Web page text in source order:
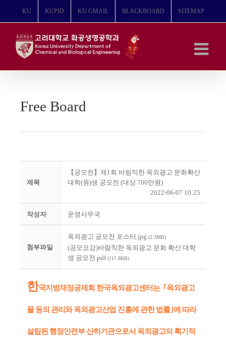
뛰
KU KUPID KU GMAIL BLACKBOARD SITEMAP
Free Board
제목
【공모전】제1회 바람직한 옥외광고 문화확산
대학(원)생 공모전 (대상 700만원)
2022-06-07 10:25
작성자 운영사무국
첨부파일
옥외광고 공모전 포스터.jpg (2.3MB)
(공모요강)바람직한 옥외광고 문화 확산 대학
생 공모전.pdf(217.8KB)
한국지방재정공제회 한국옥외광고센터는 ｢옥외광고
물 등의 관리와 옥외광고산업 진흥에 관한 법률｣에 따라
설립된 행정안전부 산하기관으로서 옥외광고의 획기적